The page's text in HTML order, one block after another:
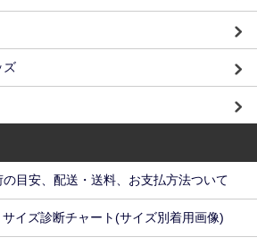
ズ
の目安、配送・送料、お支払方法ついて
イズ診断チャート(サイズ別着用画像)